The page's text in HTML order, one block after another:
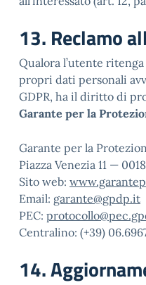
13. Reclamo
Qualora l’utente
propri dati personali
GDPR, ha il diritto di
Garante per la
Garante per la
Piazza Venezia 11 —
Sito web:
Email: garante@gpdp.it
PEC:
Centralino: (+39)
14.